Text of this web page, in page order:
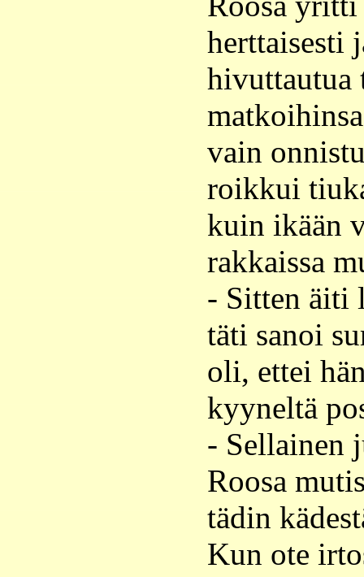
herttaisesti
hivuttautua
vain
roikkui
kuin ikään
rakkaissa
- Sitten äiti
täti sanoi
oli, ettei
kyyneltä
- Sellainen
Roosa
tädin
Kun ote